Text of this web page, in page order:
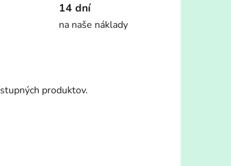
14 dní
na naše náklady
produktov.